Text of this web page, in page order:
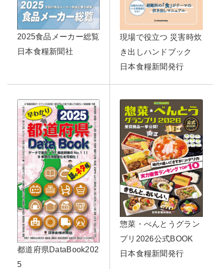
2025食品メーカー総覧
日本食糧新聞社
現場で役立つ 災害時炊
き出しハンドブック
日本食糧新聞発行
都道府県DataBook202
5
惣菜・べんとうグラン
プリ2026公式BOOK
日本食糧新聞発行